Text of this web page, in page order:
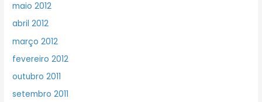
maio 2012
abril 2012
março 2012
fevereiro 2012
outubro 2011
setembro 2011